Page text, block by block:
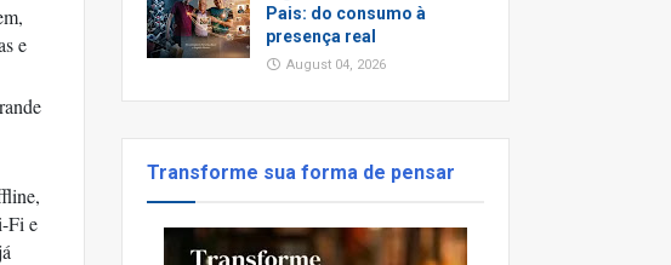
e
Fi e
Pais: do consumo à
presença real
August 04, 2026
Transforme sua forma de pensar